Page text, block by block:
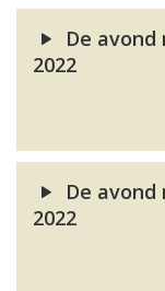
De
2022
De
2022